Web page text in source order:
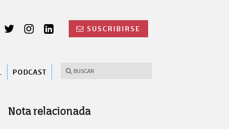
SUSCRIBIRSE
PODCAST
Nota relacionada